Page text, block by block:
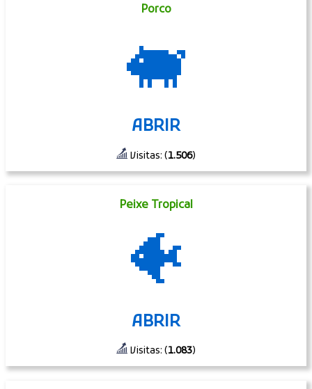
Porco
🐖
ABRIR
Visitas: (1.506)
Peixe Tropical
🐠
ABRIR
Visitas: (1.083)